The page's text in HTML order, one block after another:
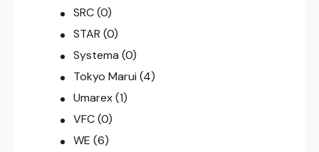
SRC (0)
STAR (0)
Systema (0)
Tokyo Marui (4)
Umarex (1)
VFC (0)
WE (6)